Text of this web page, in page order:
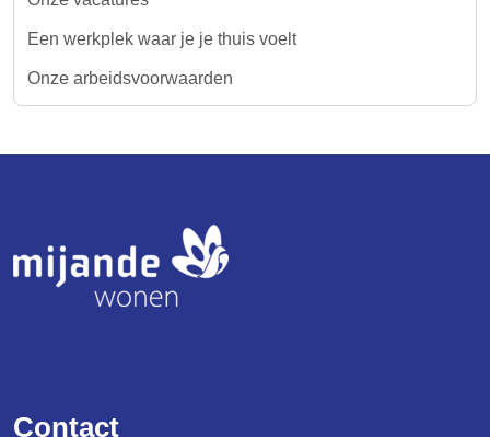
Een werkplek waar je je thuis voelt
Onze arbeidsvoorwaarden
Logo
Contact